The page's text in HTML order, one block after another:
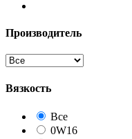
Производитель
Вязкость
Все
0W16